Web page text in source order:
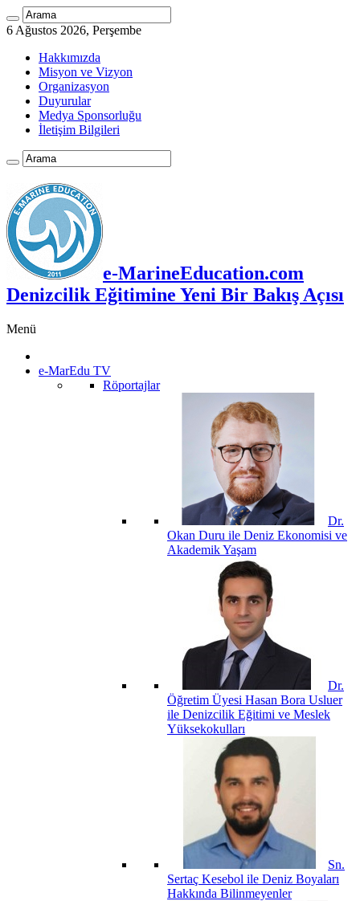
6 Ağustos 2026, Perşembe
Hakkımızda
Misyon ve Vizyon
Organizasyon
Duyurular
Medya Sponsorluğu
İletişim Bilgileri
e-MarineEducation.com
Denizcilik Eğitimine Yeni Bir Bakış Açısı
Menü
e-MarEdu TV
Röportajlar
Dr.
Okan Duru ile Deniz Ekonomisi ve
Akademik Yaşam
Dr.
Öğretim Üyesi Hasan Bora Usluer
ile Denizcilik Eğitimi ve Meslek
Yüksekokulları
Sn.
Sertaç Kesebol ile Deniz Boyaları
Hakkında Bilinmeyenler